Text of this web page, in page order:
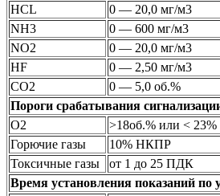
HCL
0 — 20,0 мг/м3
NH3
0 — 600 мг/м3
NO2
0 — 20,0 мг/м3
HF
0 — 2,50 мг/м3
CO2
0 — 5,0 об.%
Пороги срабатывания
O2
>18об.% или < 23%
Горючие газы
10% НКПР
Токсичные газы
от 1 до 25 ПДК
Время установления показаний по